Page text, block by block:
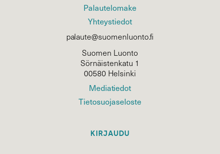
Palautelomake
Yhteystiedot
palaute@suomenluonto.fi
Suomen Luonto
Sörnäistenkatu 1
00580 Helsinki
Mediatiedot
Tietosuojaseloste
KIRJAUDU